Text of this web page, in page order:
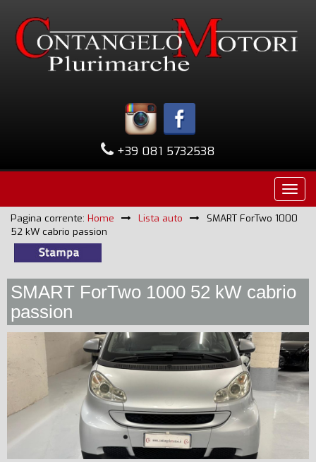
+39 081 5732538
Pagina corrente: Home Lista auto
SMART ForTwo 1000
52 kW cabrio passion
SMART ForTwo 1000 52 kW cabrio
passion